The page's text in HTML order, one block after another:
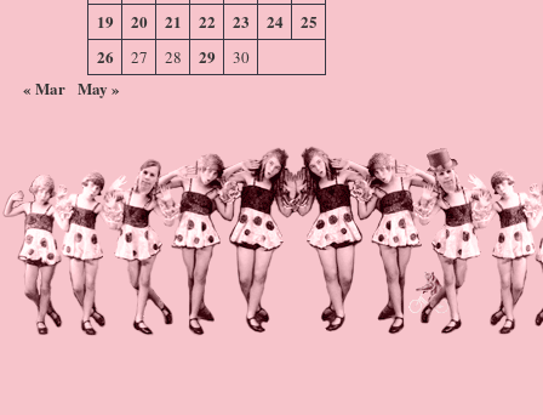
19 20 21 22 23 24
25
26
27 28 29 30
« Mar May »